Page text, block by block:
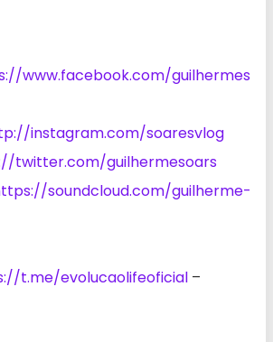
www.facebook.com/guilhermes
instagram.com/soaresvlog
twitter.com/guilhermesoars
soundcloud.com/guilherme-
t.me/evolucaolifeoficial –